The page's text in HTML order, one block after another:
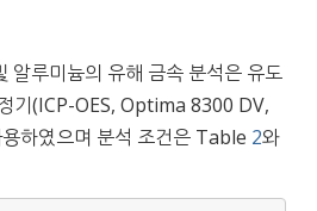
알루미늄의 유해 금속 분석은 유도
기(ICP-OES, Optima 8300 DV,
하였으며 분석 조건은 Table 2와